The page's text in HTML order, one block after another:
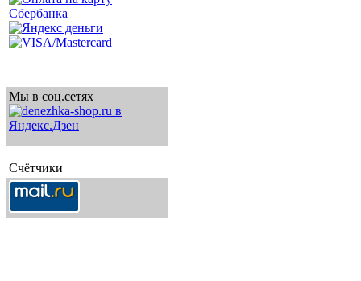
Мы в соц.сетях
Счётчики